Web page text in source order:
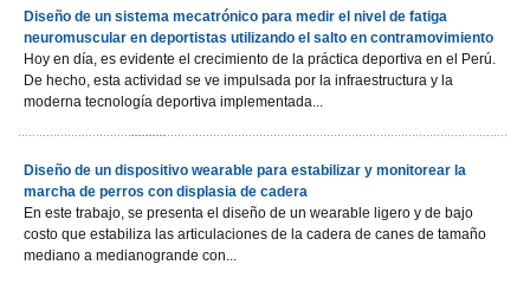
Diseño de un sistema mecatrónico para medir el nivel de fatiga
neuromuscular en deportistas utilizando el salto en contramovimiento
Hoy en día, es evidente el crecimiento de la práctica deportiva en el Perú.
De hecho, esta actividad se ve impulsada por la infraestructura y la
moderna tecnología deportiva implementada...
Diseño de un dispositivo wearable para estabilizar y monitorear la
marcha de perros con displasia de cadera
En este trabajo, se presenta el diseño de un wearable ligero y de bajo
costo que estabiliza las articulaciones de la cadera de canes de tamaño
mediano a medianogrande con...